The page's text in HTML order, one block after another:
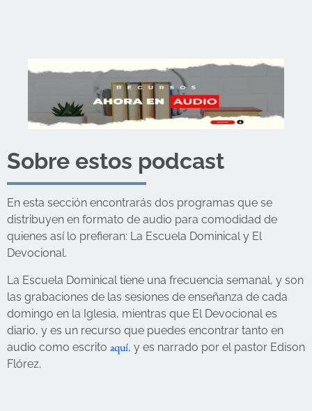
Sobre estos podcast
En esta sección encontrarás dos programas que se
distribuyen en formato de audio para comodidad de
quienes así lo prefieran: La Escuela Dominical y El
Devocional.
La Escuela Dominical tiene una frecuencia semanal, y son
las grabaciones de las sesiones de enseñanza de cada
domingo en la Iglesia, mientras que El Devocional es
diario, y es un recurso que puedes encontrar tanto en
audio como escrito aquí, y es narrado por el pastor Edison
Flórez.